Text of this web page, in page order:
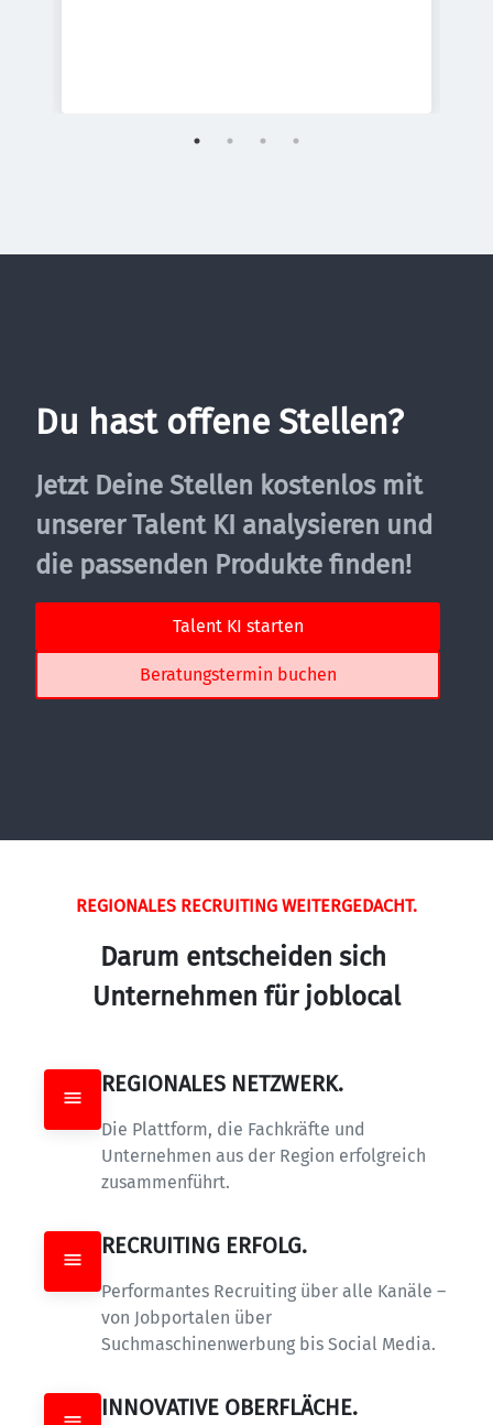
Du hast offene Stellen?
Jetzt Deine Stellen kostenlos mit
unserer Talent KI analysieren und
die passenden Produkte finden!
Talent KI starten
Beratungstermin buchen
REGIONALES RECRUITING WEITERGEDACHT.
Darum entscheiden sich
Unternehmen für joblocal
REGIONALES NETZWERK.
Die Plattform, die Fachkräfte und
Unternehmen aus der Region erfolgreich
zusammenführt.
RECRUITING ERFOLG.
Performantes Recruiting über alle Kanäle –
von Jobportalen über
Suchmaschinenwerbung bis Social Media.
INNOVATIVE OBERFLÄCHE.